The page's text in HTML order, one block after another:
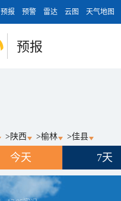
预报 预警 雷达 云图 天气地图
预报
> 陕西 >榆林 >佳县
今天 7天